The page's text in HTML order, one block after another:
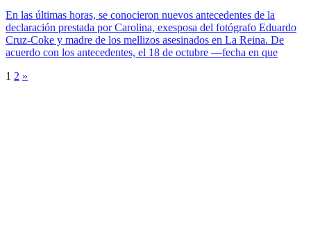
En las últimas horas, se conocieron nuevos antecedentes de la
declaración prestada por Carolina, exesposa del fotógrafo Eduardo
Cruz-Coke y madre de los mellizos asesinados en La Reina. De
acuerdo con los antecedentes, el 18 de octubre —fecha en que
1 2 »